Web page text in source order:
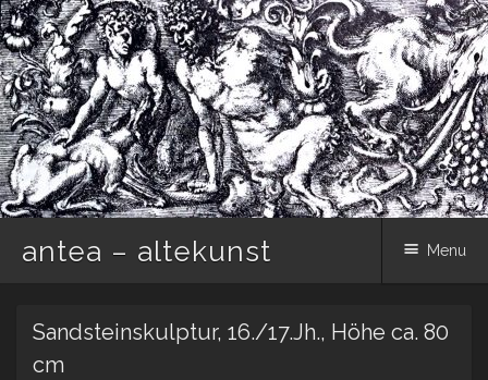
antea – altekunst Menu
content
Sandsteinskulptur, 16./17.Jh., Höhe ca. 80
cm